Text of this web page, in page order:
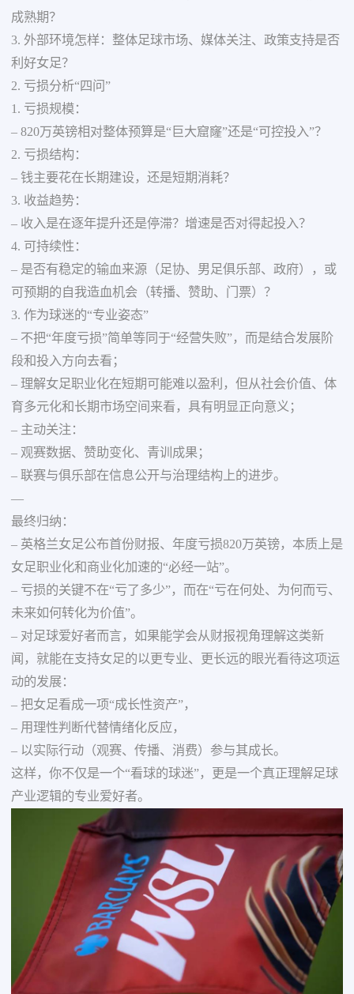
成熟期？
3. 外部环境怎样：整体足球市场、媒体关注、政策支持是否
利好女足？
2. 亏损分析“四问”
1. 亏损规模：
– 820万英镑相对整体预算是“巨大窟窿”还是“可控投入”？
2. 亏损结构：
– 钱主要花在长期建设，还是短期消耗？
3. 收益趋势：
– 收入是在逐年提升还是停滞？增速是否对得起投入？
4. 可持续性：
– 是否有稳定的输血来源（足协、男足俱乐部、政府），或
可预期的自我造血机会（转播、赞助、门票）？
3. 作为球迷的“专业姿态”
– 不把“年度亏损”简单等同于“经营失败”，而是结合发展阶
段和投入方向去看；
– 理解女足职业化在短期可能难以盈利，但从社会价值、体
育多元化和长期市场空间来看，具有明显正向意义；
– 主动关注：
– 观赛数据、赞助变化、青训成果；
– 联赛与俱乐部在信息公开与治理结构上的进步。
—
最终归纳：
– 英格兰女足公布首份财报、年度亏损820万英镑，本质上是
女足职业化和商业化加速的“必经一站”。
– 亏损的关键不在“亏了多少”，而在“亏在何处、为何而亏、
未来如何转化为价值”。
– 对足球爱好者而言，如果能学会从财报视角理解这类新
闻，就能在支持女足的以更专业、更长远的眼光看待这项运
动的发展：
– 把女足看成一项“成长性资产”，
– 用理性判断代替情绪化反应，
– 以实际行动（观赛、传播、消费）参与其成长。
这样，你不仅是一个“看球的球迷”，更是一个真正理解足球
产业逻辑的专业爱好者。